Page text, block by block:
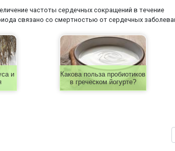
частоты сердечных сокращений в течение
связано со смертностью от сердечных
и
Какова польза пробиотиков
в греческом йогурте?